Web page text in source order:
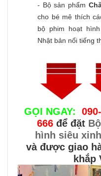
- Bộ sản phẩm
cho bé mê thích
bộ phim hoạt hình
Nhật bản nổi tiếng
GỌI NGAY:
666 để đặt
hình siêu xinh
và được giao
khắp